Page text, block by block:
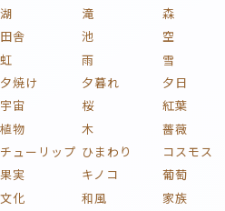
湖
滝 森
田舎
池 空
虹
雨 雪
夕焼け
夕暮れ 夕日
宇宙
桜 紅葉
植物
木 薔薇
チューリップ ひまわり コスモス
果実
キノコ 葡萄
文化
和風 家族